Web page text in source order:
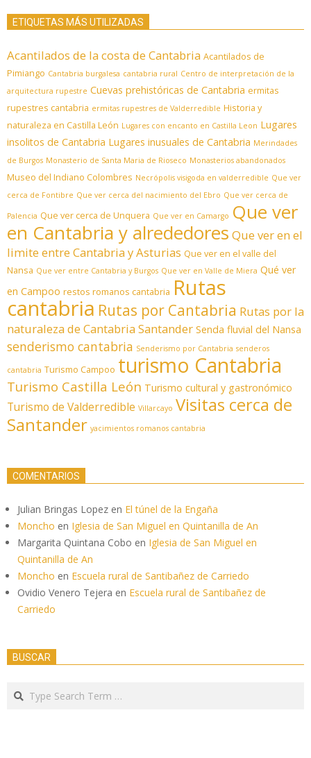
ETIQUETAS MÁS UTILIZADAS
Acantilados de la costa de Cantabria Acantilados de
Pimiango Cantabria burgalesa cantabria rural Centro de interpretación de la
arquitectura rupestre Cuevas prehistóricas de Cantabria ermitas
rupestres cantabria ermitas rupestres de Valderredible Historia y
naturaleza en Castilla León Lugares con encanto en Castilla Leon Lugares
insolitos de Cantabria Lugares inusuales de Cantabria Merindades
de Burgos Monasterio de Santa Maria de Rioseco Monasterios abandonados
Museo del Indiano Colombres Necrópolis visigoda en valderredible Que ver
cerca de Fontibre Que ver cerca del nacimiento del Ebro Que ver cerca de
Palencia Que ver cerca de Unquera Que ver en Camargo Que ver
en Cantabria y alrededores Que ver en el
limite entre Cantabria y Asturias Que ver en el valle del
Nansa Que ver entre Cantabria y Burgos Que ver en Valle de Miera Qué ver
en Campoo restos romanos cantabria Rutas
cantabria Rutas por Cantabria Rutas por la
naturaleza de CantabriaSantander Senda fluvial del Nansa
senderismo cantabria Senderismo por Cantabria senderos
cantabria Turismo Campoo turismo Cantabria
Turismo Castilla León Turismo cultural y gastronómico
Turismo de Valderredible Villarcayo Visitas cerca de
Santander yacimientos romanos cantabria
COMENTARIOS
Julian Bringas Lopez en El túnel de la Engaña
Moncho en Iglesia de San Miguel en Quintanilla de An
Margarita Quintana Cobo en Iglesia de San Miguel en
Quintanilla de An
Moncho en Escuela rural de Santibañez de Carriedo
Ovidio Venero Tejera en Escuela rural de Santibañez de
Carriedo
BUSCAR
Search